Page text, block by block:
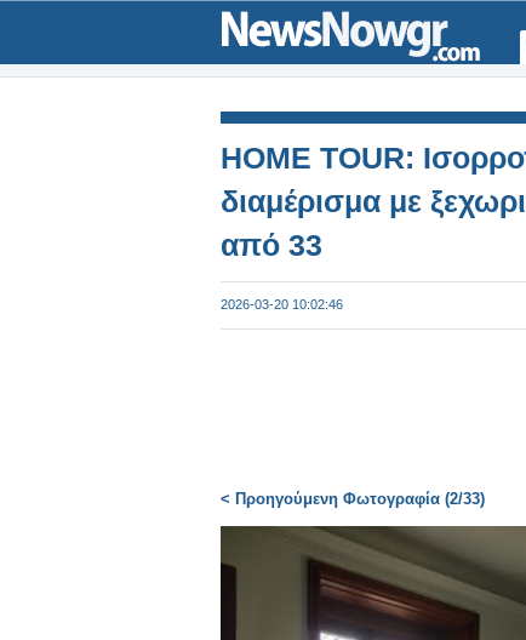
HOME TOUR:
διαμέρισμα με
από 33
2026-03-20 10:02:46
< Προηγούμενη Φωτογραφία (2/33)